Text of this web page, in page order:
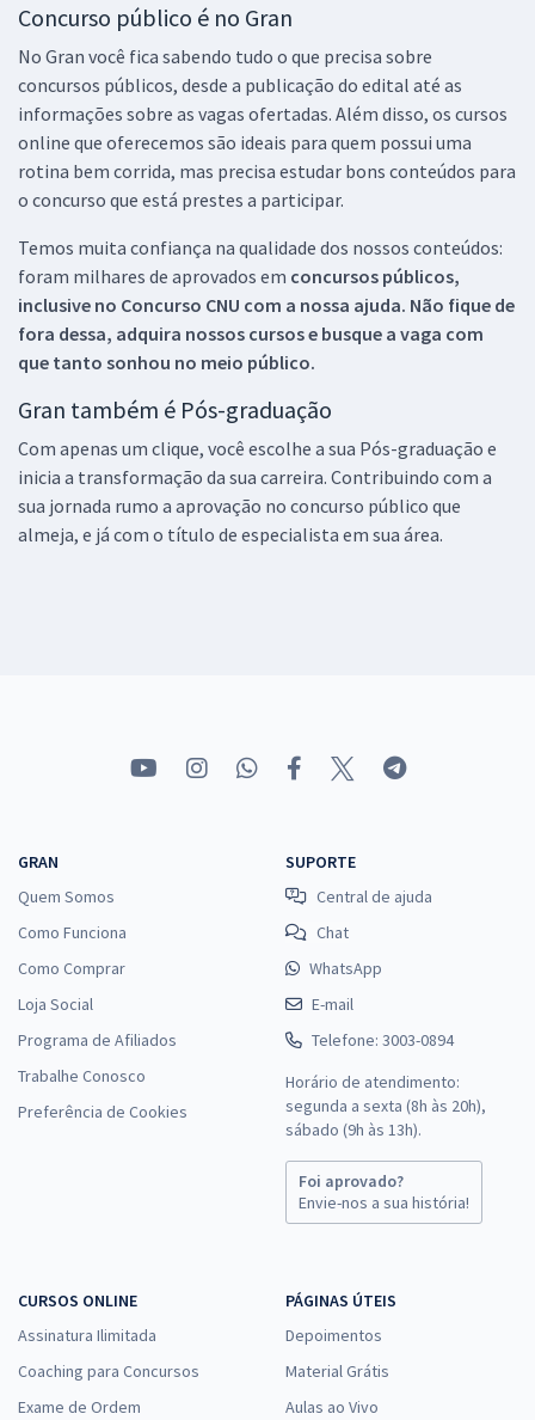
Concurso público é no Gran
No Gran você fica sabendo tudo o que precisa sobre
concursos públicos, desde a publicação do edital até as
informações sobre as vagas ofertadas. Além disso, os cursos
online que oferecemos são ideais para quem possui uma
rotina bem corrida, mas precisa estudar bons conteúdos para
o concurso que está prestes a participar.
Temos muita confiança na qualidade dos nossos conteúdos:
foram milhares de aprovados em concursos públicos,
inclusive no Concurso CNU com a nossa ajuda. Não fique de
fora dessa, adquira nossos cursos e busque a vaga com
que tanto sonhou no meio público.
Gran também é Pós-graduação
Com apenas um clique, você escolhe a sua Pós-graduação e
inicia a transformação da sua carreira. Contribuindo com a
sua jornada rumo a aprovação no concurso público que
almeja, e já com o título de especialista em sua área.
GRAN
Quem Somos
Como Funciona
Como Comprar
Loja Social
Programa de Afiliados
Trabalhe Conosco
Preferência de Cookies
SUPORTE
Central de ajuda
Chat
WhatsApp
E-mail
Telefone: 3003-0894
Horário de atendimento:
segunda a sexta (8h às 20h),
sábado (9h às 13h).
Foi aprovado?
Envie-nos a sua história!
CURSOS ONLINE
Assinatura Ilimitada
Coaching para Concursos
Exame de Ordem
PÁGINAS ÚTEIS
Depoimentos
Material Grátis
Aulas ao Vivo